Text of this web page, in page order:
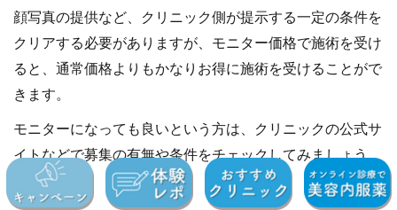
顔写真の提供など、クリニック側が提示する一定の条件を
クリアする必要がありますが、モニター価格で施術を受け
ると、通常価格よりもかなりお得に施術を受けることがで
きます。
モニターになっても良いという方は、クリニックの公式サ
イトなどで募集の有無や条件をチェックしてみましょう。